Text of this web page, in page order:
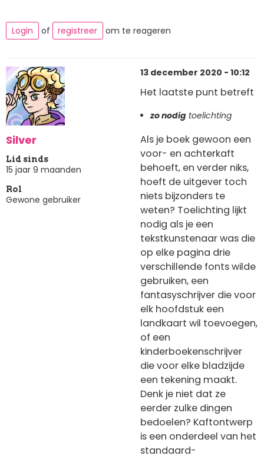
Login of registreer om te reageren
Silver
Lid sinds
15 jaar 9 maanden
Rol
Gewone gebruiker
13 december 2020 - 10:12
Het laatste punt betreft
zo nodigtoelichting
Als je boek gewoon een
voor- en achterkaft
behoeft, en verder niks,
hoeft de uitgever toch
niets bijzonders te
weten? Toelichting lijkt
nodig als je een
tekstkunstenaar was die
op elke pagina drie
verschillende fonts wilde
gebruiken, een
fantasyschrijver die voor
elk hoofdstuk een
landkaart wil toevoegen,
of een
kinderboekenschrijver
die voor elke bladzijde
een tekening maakt.
Denk je niet dat ze
eerder zulke dingen
bedoelen? Kaftontwerp
is een onderdeel van het
standaard-